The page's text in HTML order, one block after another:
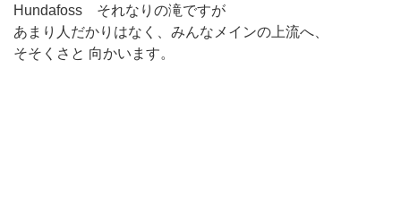
Hundafoss それなりの滝ですが
あまり人だかりはなく、みんなメインの上流へ、
そそくさと 向かいます。